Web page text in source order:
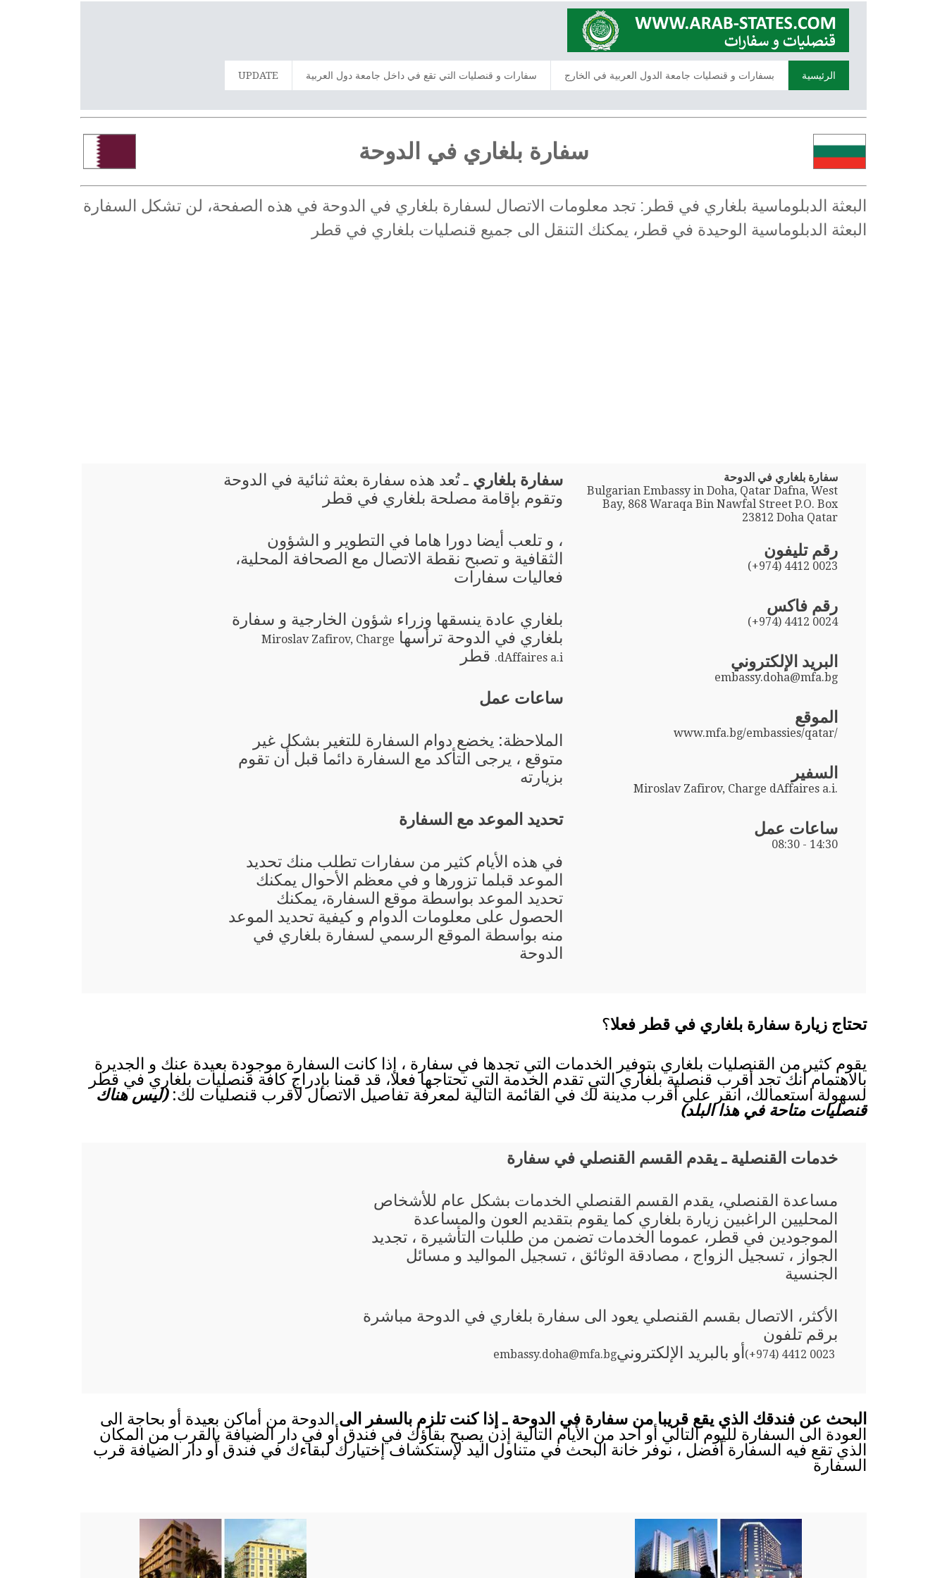
الرئيسية بسفارات و قنصليات جامعة الدول العربية في الخارج سفارات و قنصليات التي تقع في داخل جامعة دول العربية UPDATE
سفارة بلغاري في الدوحة
البعثة الدبلوماسية بلغاري في قطر: تجد معلومات الاتصال لسفارة بلغاري في الدوحة في هذه الصفحة، لن تشكل السفارة
البعثة الدبلوماسية الوحيدة في قطر، يمكنك التنقل الى جميع قنصليات بلغاري في قطر
سفارة بلغاري في الدوحة
Bulgarian Embassy in Doha, Qatar Dafna, West
Bay, 868 Waraqa Bin Nawfal Street P.O. Box
23812 Doha Qatar
رقم تليفون
(+974) 4412 0023
رقم فاكس
(+974) 4412 0024
البريد الإلكتروني
embassy.doha@mfa.bg
الموقع
www.mfa.bg/embassies/qatar/
السفير
Miroslav Zafirov, Charge dAffaires a.i.
ساعات عمل
08:30 - 14:30
سفارة بلغاري ـ تُعد هذه سفارة بعثة ثنائية في الدوحة
وتقوم بإقامة مصلحة بلغاري في قطر
، و تلعب أيضا دورا هاما في التطوير و الشؤون
الثقافية و تصبح نقطة الاتصال مع الصحافة المحلية،
فعاليات سفارات
بلغاري عادة ينسقها وزراء شؤون الخارجية و سفارة
بلغاري في الدوحة ترأسها Miroslav Zafirov, Charge
dAffaires a.i.
قطر
ساعات عمل
الملاحظة: يخضع دوام السفارة للتغير بشكل غير
متوقع ، يرجى التأكد مع السفارة دائما قبل أن تقوم
بزيارته
تحديد الموعد مع السفارة
في هذه الأيام كثير من سفارات تطلب منك تحديد
الموعد قبلما تزورها و في معظم الأحوال يمكنك
تحديد الموعد بواسطة موقع السفارة، يمكنك
الحصول على معلومات الدوام و كيفية تحديد الموعد
منه بواسطة الموقع الرسمي لسفارة بلغاري في
الدوحة
تحتاج زيارة سفارة بلغاري في قطر فعلا؟
يقوم كثير من القنصليات بلغاري بتوفير الخدمات التي تجدها في سفارة ، إذا كانت السفارة موجودة بعيدة عنك و الجديرة
بالاهتمام أنك تجد أقرب قنصلية بلغاري التي تقدم الخدمة التي تحتاجها فعلا، قد قمنا بإدراج كافة قنصليات بلغاري في قطر
لسهولة استعمالك، انقر على أقرب مدينة لك في القائمة التالية لمعرفة تفاصيل الاتصال لأقرب قنصليات لك:(ليس هناك
قنصليات متاحة في هذا البلد)
خدمات القنصلية ـ يقدم القسم القنصلي في سفارة
مساعدة القنصلي، يقدم القسم القنصلي الخدمات بشكل عام للأشخاص
المحليين الراغبين زيارة بلغاري كما يقوم بتقديم العون والمساعدة
الموجودين في قطر، عموما الخدمات تضمن من طلبات التأشيرة ، تجديد
الجواز ، تسجيل الزواج ، مصادقة الوثائق ، تسجيل المواليد و مسائل
الجنسية
الأكثر، الاتصال بقسم القنصلي يعود الى سفارة بلغاري في الدوحة مباشرة
برقم تلفون
(+974) 4412 0023أو بالبريد الإلكترونيembassy.doha@mfa.bg
البحث عن فندقك الذي يقع قريبا من سفارة في الدوحة ـ إذا كنت تلزم بالسفر الى الدوحة من أماكن بعيدة أو بحاجة الى
العودة الى السفارة لليوم التالي أو احد من الأيام التالية إذن يصبح بقاؤك في فندق أو في دار الضيافة بالقرب من المكان
الذي تقع فيه السفارة أفضل ، نوفر خانة البحث في متناول اليد لإستكشاف إختيارك لبقاءك في فندق أو دار الضيافة قرب
السفارة